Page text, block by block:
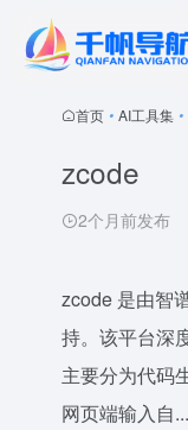
首页 • AI工具集 •
zcode
2个月前发布
zcode 是由智
持。该平台深
主要分为代码
网页端输入自...